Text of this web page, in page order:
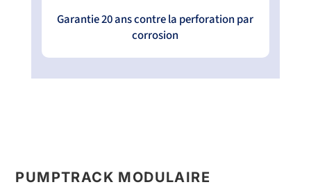
Garantie 20 ans contre la perforation par
corrosion
PUMPTRACK MODULAIRE